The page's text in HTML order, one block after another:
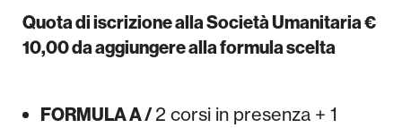
Quota di iscrizione alla Società Umanitaria €
10,00 da aggiungere alla formula scelta
FORMULA A /2 corsi in presenza + 1